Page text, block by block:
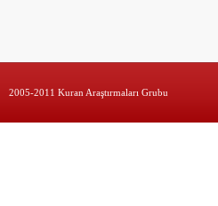
2005-2011 Kuran Araştırmaları Grubu